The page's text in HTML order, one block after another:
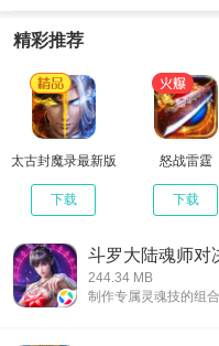
精彩推荐
太古封魔录最新版
下载
怒战雷霆
下载
斗罗大陆魂师对
244.34 MB
制作专属灵魂技的组